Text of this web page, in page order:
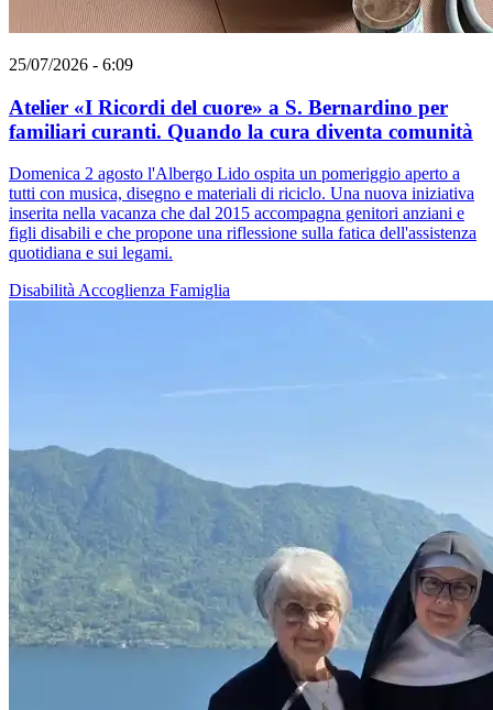
25/07/2026 - 6:09
Atelier «I Ricordi del cuore» a S. Bernardino per
familiari curanti. Quando la cura diventa comunità
Domenica 2 agosto l'Albergo Lido ospita un pomeriggio aperto a
tutti con musica, disegno e materiali di riciclo. Una nuova iniziativa
inserita nella vacanza che dal 2015 accompagna genitori anziani e
figli disabili e che propone una riflessione sulla fatica dell'assistenza
quotidiana e sui legami.
DisabilitàAccoglienza Famiglia